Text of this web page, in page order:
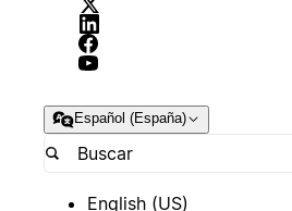
Español (España)
English (US)